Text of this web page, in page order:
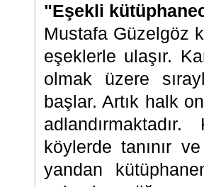
"Eşekli
Mustafa Güzelgöz
eşeklerle ulaşır.
olmak üzere
başlar. Artık halk
köylerde tanınır
yandan